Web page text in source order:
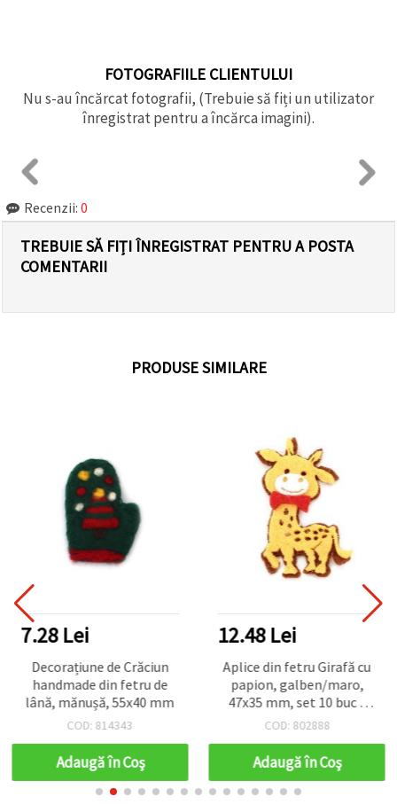
FOTOGRAFIILE CLIENTULUI
Nu s-au încărcat fotografii, (Trebuie să fiți un utilizator
înregistrat pentru a încărca imagini).
Recenzii: 0
TREBUIE SĂ FIȚI ÎNREGISTRAT PENTRU A POSTA
COMENTARII
PRODUSE SIMILARE
7.28 Lei
Decorațiune de Crăciun
handmade din fetru de
lână, mănușă, 55x40 mm
COD: 814343
Adaugă în Coş
12.48 Lei
Aplice din fetru Girafă cu
papion, galben/maro,
47x35 mm, set 10 buc –
figurine decorative pentru
scrapbooking
COD: 802888
Adaugă în Coş